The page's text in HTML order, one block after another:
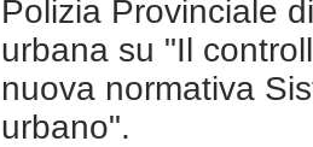
Polizia Provinciale
urbana su "Il
nuova normativa
urbano".